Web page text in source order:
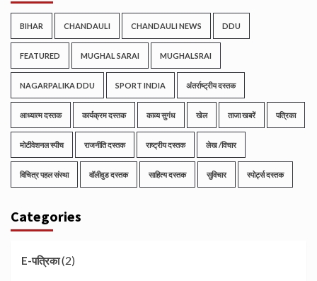
BIHAR CHANDAULI CHANDAULI NEWS DDU
FEATURED MUGHAL SARAI MUGHALSRAI
NAGARPALIKA DDU SPORT INDIA अंतर्राष्ट्रीय दस्तक
आध्यात्म दस्तक कार्यक्रम दस्तक काव्य सुगंध खेल ताजा खबरें पत्रिका
मोटीवेशनल स्पीच राजनीति दस्तक राष्ट्रीय दस्तक लेख /विचार
विचित्र पहल संस्था वॉलीवुड दस्तक साहित्य दस्तक सुविचार स्पोर्ट्स दस्तक
Categories
E-पत्रिका(2)